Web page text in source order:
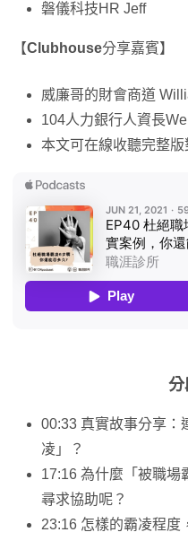
磐儀科技HR Jeff
【Clubhouse分享嘉賓】
威廉哥的財會商道
104人力銀行人資長
本文可在線收聽完整版
分
00:33 真實故事分享：
凌」？
17:16 為什麼「被職場
尋求協助呢？
23:16 怎樣的霸凌程度